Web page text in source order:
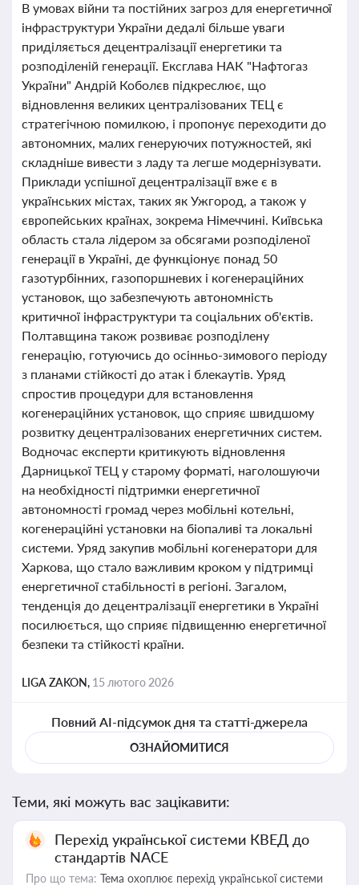
В умовах війни та постійних загроз для енергетичної
інфраструктури України дедалі більше уваги
приділяється децентралізації енергетики та
розподіленій генерації. Ексглава НАК "Нафтогаз
України" Андрій Коболєв підкреслює, що
відновлення великих централізованих ТЕЦ є
стратегічною помилкою, і пропонує переходити до
автономних, малих генеруючих потужностей, які
складніше вивести з ладу та легше модернізувати.
Приклади успішної децентралізації вже є в
українських містах, таких як Ужгород, а також у
європейських країнах, зокрема Німеччині. Київська
область стала лідером за обсягами розподіленої
генерації в Україні, де функціонує понад 50
газотурбінних, газопоршневих і когенераційних
установок, що забезпечують автономність
критичної інфраструктури та соціальних об'єктів.
Полтавщина також розвиває розподілену
генерацію, готуючись до осінньо-зимового періоду
з планами стійкості до атак і блекаутів. Уряд
спростив процедури для встановлення
когенераційних установок, що сприяє швидшому
розвитку децентралізованих енергетичних систем.
Водночас експерти критикують відновлення
Дарницької ТЕЦ у старому форматі, наголошуючи
на необхідності підтримки енергетичної
автономності громад через мобільні котельні,
когенераційні установки на біопаливі та локальні
системи. Уряд закупив мобільні когенератори для
Харкова, що стало важливим кроком у підтримці
енергетичної стабільності в регіоні. Загалом,
тенденція до децентралізації енергетики в Україні
посилюється, що сприяє підвищенню енергетичної
безпеки та стійкості країни.
LIGA ZAKON, 15 лютого 2026
Повний AI-підсумок дня та статті-джерела
ОЗНАЙОМИТИСЯ
Теми, які можуть вас зацікавити:
Перехід української системи КВЕД до
стандартів NACE
Про що тема: Тема охоплює перехід української системи